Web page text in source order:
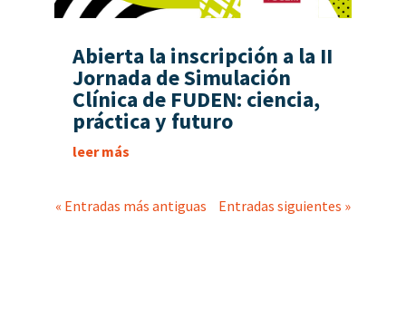
Abierta la inscripción a la II
Jornada de Simulación
Clínica de FUDEN: ciencia,
práctica y futuro
leer más
« Entradas más antiguas Entradas siguientes »